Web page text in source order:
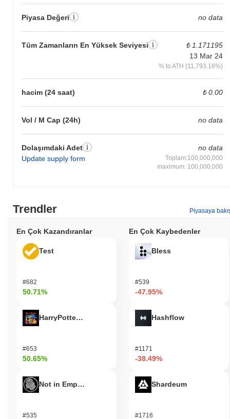
Piyasa Değeri no data
Tüm Zamanların En Yüksek Seviyesi
₺ 1.171195
13 Mar 24
% to ATH (11,793.16%)
hacim (24 saat) ₺ 0.00
Vol / M Cap (24h) no data
Dolaşımdaki Adet
Update supply form
no data
Toplam:100,000,000
maximum: 100,000,000
Trendler Piyasaya
En Çok Kazandıranlar
Test
#682
50.71%
HarryPotterObamaSonic10Inu (ETH)
#653
50.65%
Not in Employment, Education, or Training
#535
En Çok Kaybedenler
Bless
#539
-47.95%
Hashflow
#1171
-38.49%
Shardeum
#1716